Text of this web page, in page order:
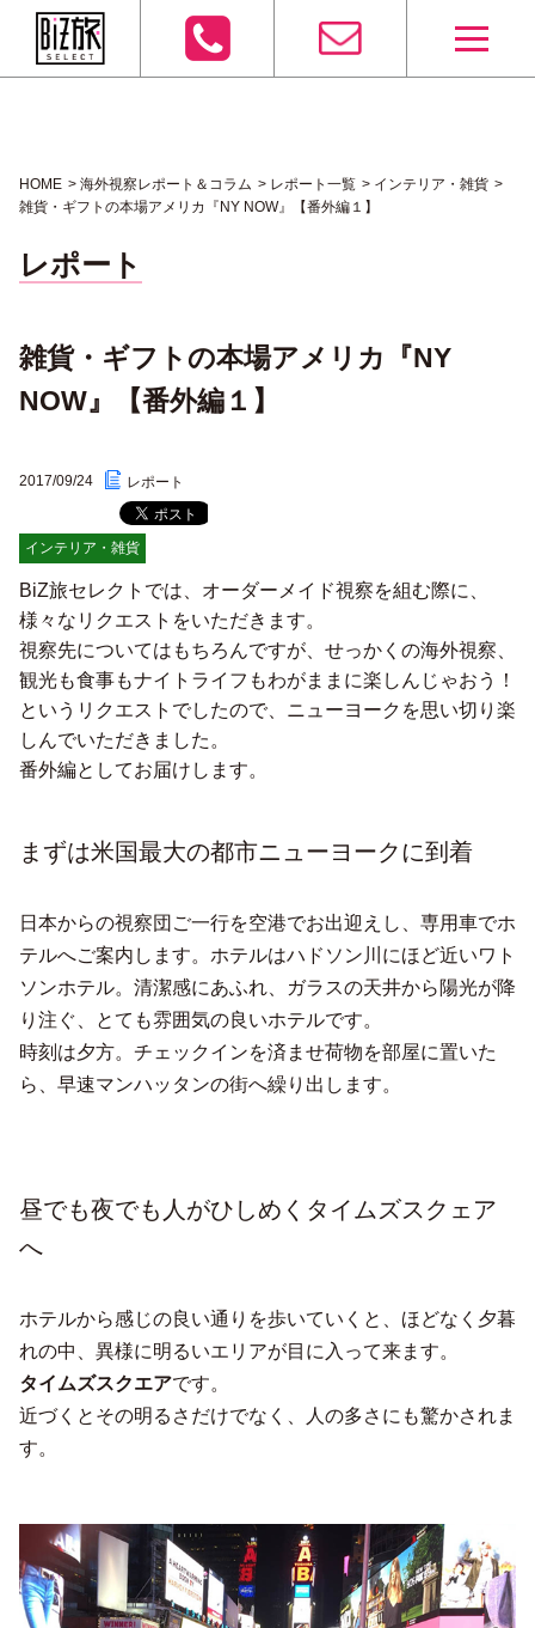
HOME 海外視察レポート＆コラム レポート一覧
インテリア・雑貨
雑貨・ギフトの本場アメリカ『NY NOW』【番外編１】
レポート
雑貨・ギフトの本場アメリカ『NY
NOW』【番外編１】
2017/09/24 レポート
インテリア・雑貨
BiZ旅セレクトでは、オーダーメイド視察を組む際に、
様々なリクエストをいただきます。
視察先についてはもちろんですが、せっかくの海外視察、
観光も食事もナイトライフもわがままに楽しんじゃおう！
というリクエストでしたので、ニューヨークを思い切り楽
しんでいただきました。
番外編としてお届けします。
まずは米国最大の都市ニューヨークに到着
日本からの視察団ご一行を空港でお出迎えし、専用車でホ
テルへご案内します。ホテルはハドソン川にほど近いワト
ソンホテル。清潔感にあふれ、ガラスの天井から陽光が降
り注ぐ、とても雰囲気の良いホテルです。
時刻は夕方。チェックインを済ませ荷物を部屋に置いた
ら、早速マンハッタンの街へ繰り出します。
昼でも夜でも人がひしめくタイムズスクェア
へ
ホテルから感じの良い通りを歩いていくと、ほどなく夕暮
れの中、異様に明るいエリアが目に入って来ます。
タイムズスクエアです。
近づくとその明るさだけでなく、人の多さにも驚かされま
す。